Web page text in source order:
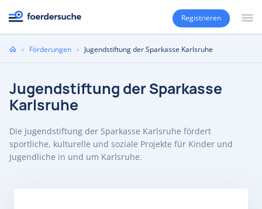
Registrieren
Sie» Förderungen » Jugendstiftung der Sparkasse Karlsruhe
Jugendstiftung der Sparkasse
Karlsruhe
Die Jugendstiftung der Sparkasse Karlsruhe fördert
sportliche, kulturelle und soziale Projekte für Kinder und
Jugendliche in und um Karlsruhe.